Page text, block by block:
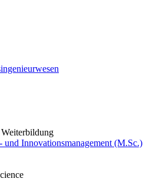
Innovationsmanagement (M.Sc.)